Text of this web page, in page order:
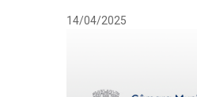
14/04/2025